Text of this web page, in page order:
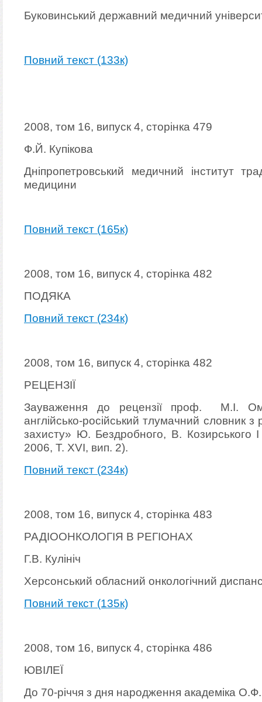
Буковинський державний медичний
Повний текст (133к)
2008, том 16, випуск 4, сторінка 479
Ф.Й. Купікова
Дніпропетровський медичний інститут
медицини
Повний текст (165к)
2008, том 16, випуск 4, сторінка 482
ПОДЯКА
Повний текст (234к)
2008, том 16, випуск 4, сторінка 482
РЕЦЕНЗІЇ
Зауваження до рецензії проф. М.І.
англійсько-російський тлумачний словник з
захисту» Ю. Бездробного, В. Козирського
2006, Т. XVI, вип. 2).
Повний текст (234к)
2008, том 16, випуск 4, сторінка 483
РАДІООНКОЛОГІЯ В РЕГІОНАХ
Г.В. Кулініч
Херсонський обласний онкологічний
Повний текст (135к)
2008, том 16, випуск 4, сторінка 486
ЮВІЛЕЇ
До 70-річчя з дня народження академіка